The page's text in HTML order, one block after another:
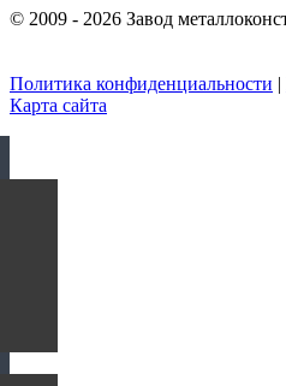
© 2009 - 2026 Завод
Политика конфиденциальности |
Карта сайта